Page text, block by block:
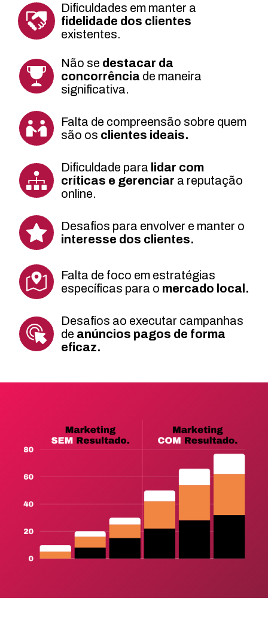
Dificuldades em manter a
fidelidade dos clientes
existentes.
Não se destacar da
concorrência de maneira
significativa.
Falta de compreensão sobre quem
são os clientes ideais.
Dificuldade para lidar com
críticas e gerenciar a reputação
online.
Desafios para envolver e manter o
interesse dos clientes.
Falta de foco em estratégias
específicas para o mercado local.
Desafios ao executar campanhas
de anúncios pagos de forma
eficaz.